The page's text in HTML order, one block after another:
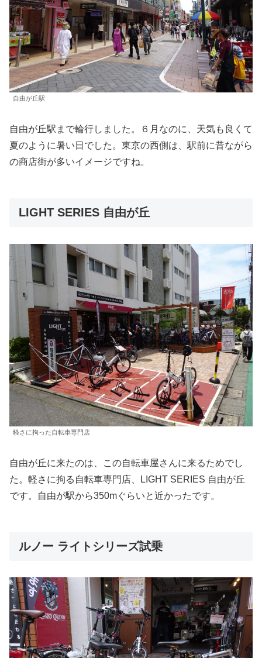
自由が丘駅
自由が丘駅まで輪行しました。６月なのに、天気も良くて
夏のように暑い日でした。東京の西側は、駅前に昔ながら
の商店街が多いイメージですね。
LIGHT SERIES 自由が丘
軽さに拘った自転車専門店
自由が丘に来たのは、この自転車屋さんに来るためでし
た。軽さに拘る自転車専門店、LIGHT SERIES 自由が丘
です。自由が駅から350mぐらいと近かったです。
ルノー ライトシリーズ試乗